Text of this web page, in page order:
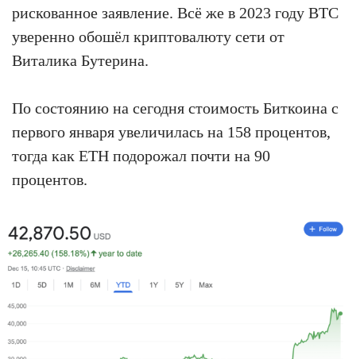
рискованное заявление. Всё же в 2023 году BTC
уверенно обошёл криптовалюту сети от
Виталика Бутерина.
По состоянию на сегодня стоимость Биткоина с
первого января увеличилась на 158 процентов,
тогда как ETH подорожал почти на 90
процентов.